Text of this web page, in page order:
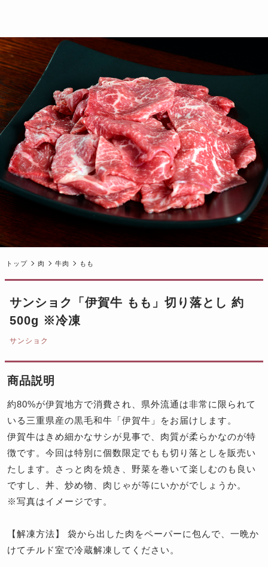
トップ 肉 牛肉 もも
サンショク「伊賀牛 もも」切り落とし 約
500g ※冷凍
サンショク
商品説明
約80%が伊賀地方で消費され、県外流通は非常に限られて
いる三重県産の黒毛和牛「伊賀牛」をお届けします。
伊賀牛はきめ細かなサシが見事で、肉質が柔らかなのが特
徴です。今回は特別に個数限定でもも切り落としを販売い
たします。さっと肉を焼き、野菜を巻いて楽しむのも良い
ですし、丼、炒め物、肉じゃが等にいかがでしょうか。
※写真はイメージです。
【解凍方法】 袋から出した肉をペーパーに包んで、一晩か
けてチルド室で冷蔵解凍してください。